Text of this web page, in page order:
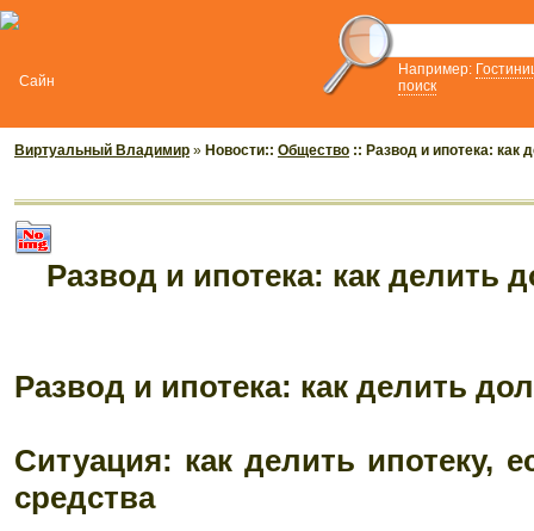
Например:
поиск
Виртуальный Владимир » Новости:: Общество :: Развод и ипотека: как
Развод и ипотека: как делить
Развод и ипотека: как делить
Ситуация: как делить ипотеку,
средства